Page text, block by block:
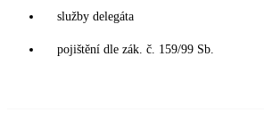
služby delegáta
pojištění dle zák. č. 159/99 Sb.